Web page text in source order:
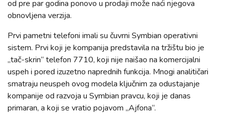
od pre par godina ponovo u prodaji može naći njegova
obnovljena verzija.
Prvi pametni telefoni imali su čuvrni Symbian operativni
sistem. Prvi koji je kompanija predstavila na tržištu bio je
„tač-skrin“ telefon 7710, koji nije naišao na komercijalni
uspeh i pored izuzetno naprednih funkcija. Mnogi analitičari
smatraju neuspeh ovog modela ključnim za odustajanje
kompanije od razvoja u Symbian pravcu, koji je danas
primaran, a koji se vratio pojavom „Ajfona“.